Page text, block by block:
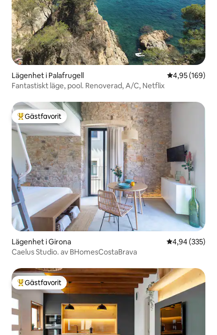
Lägenhet i Palafrugell 4,95 av 5 i
4,95 (169)
Fantastiskt läge, pool. Renoverad, A/C, Netflix
Populär gästfavorit
Gästfavorit
Lägenhet i Girona 4,94 av 5 i
4,94 (335)
Caelus Studio. av BHomesCostaBrava
Populär gästfavorit
Gästfavorit